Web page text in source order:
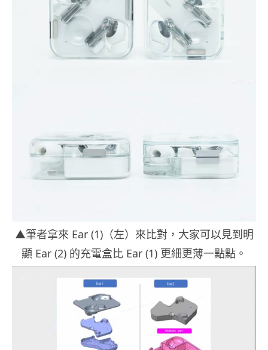
▲筆者拿來 Ear (1)（左）來比對，大家可以見到明
顯 Ear (2) 的充電盒比 Ear (1) 更細更薄一點點。